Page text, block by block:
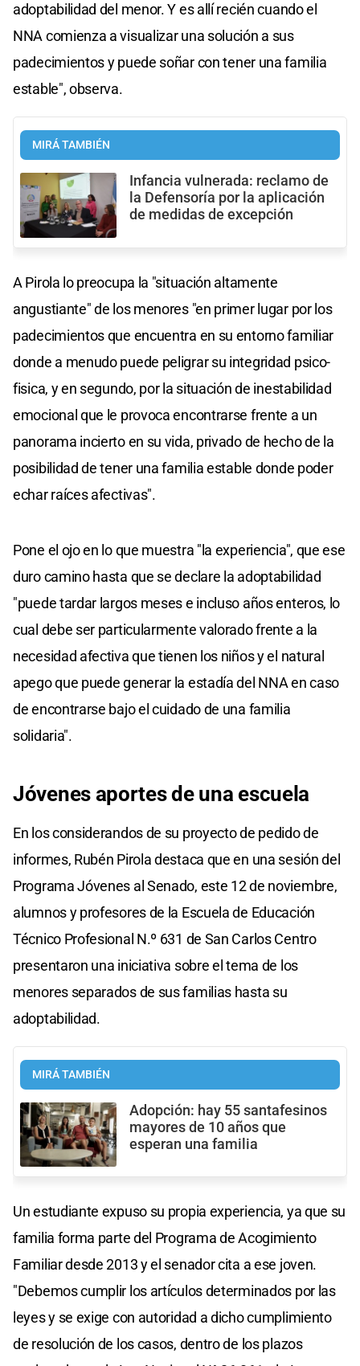
adoptabilidad del menor. Y es allí recién cuando el
NNA comienza a visualizar una solución a sus
padecimientos y puede soñar con tener una familia
estable", observa.
MIRÁ TAMBIÉN
Infancia vulnerada: reclamo de
la Defensoría por la aplicación
de medidas de excepción
A Pirola lo preocupa la "situación altamente
angustiante" de los menores "en primer lugar por los
padecimientos que encuentra en su entorno familiar
donde a menudo puede peligrar su integridad psico-
fisica, y en segundo, por la situación de inestabilidad
emocional que le provoca encontrarse frente a un
panorama incierto en su vida, privado de hecho de la
posibilidad de tener una familia estable donde poder
echar raíces afectivas".
Pone el ojo en lo que muestra "la experiencia", que ese
duro camino hasta que se declare la adoptabilidad
"puede tardar largos meses e incluso años enteros, lo
cual debe ser particularmente valorado frente a la
necesidad afectiva que tienen los niños y el natural
apego que puede generar la estadía del NNA en caso
de encontrarse bajo el cuidado de una familia
solidaria".
Jóvenes aportes de una escuela
En los considerandos de su proyecto de pedido de
informes, Rubén Pirola destaca que en una sesión del
Programa Jóvenes al Senado, este 12 de noviembre,
alumnos y profesores de la Escuela de Educación
Técnico Profesional N.º 631 de San Carlos Centro
presentaron una iniciativa sobre el tema de los
menores separados de sus familias hasta su
adoptabilidad.
MIRÁ TAMBIÉN
Adopción: hay 55 santafesinos
mayores de 10 años que
esperan una familia
Un estudiante expuso su propia experiencia, ya que su
familia forma parte del Programa de Acogimiento
Familiar desde 2013 y el senador cita a ese joven.
"Debemos cumplir los artículos determinados por las
leyes y se exige con autoridad a dicho cumplimiento
de resolución de los casos, dentro de los plazos